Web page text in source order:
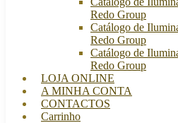
Redo Group
Catálogo de
Redo Group
Catálogo de
Redo Group
LOJA ONLINE
A MINHA CONTA
CONTACTOS
Carrinho